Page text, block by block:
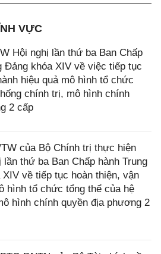
VỰC
Hội nghị lần thứ ba Ban Chấp
Đảng khóa XIV về việc tiếp tục
hiệu quả mô hình tổ chức
chính trị, mô hình chính
2 cấp
của Bộ Chính trị thực hiện
lần thứ ba Ban Chấp hành Trung
về tiếp tục hoàn thiện, vận
hình tổ chức tổng thể của hệ
hình chính quyền địa phương 2